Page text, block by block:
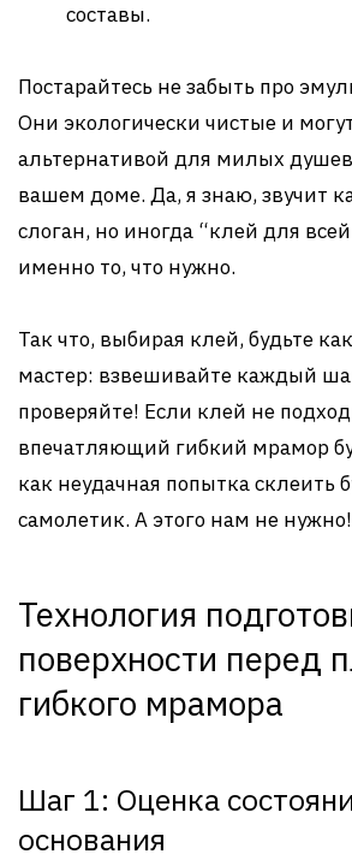
составы.
Постарайтесь не забыть про
Они экологически чистые и
альтернативой для милых
вашем доме. Да, я знаю, звучит
слоган, но иногда “клей для
именно то, что нужно.
Так что, выбирая клей, будьте
мастер: взвешивайте каждый
проверяйте! Если клей не
впечатляющий гибкий мрамор
как неудачная попытка склеить
самолетик. А этого нам не нужно!
Технология
поверхности перед
гибкого мрамора
Шаг 1: Оценка
основания